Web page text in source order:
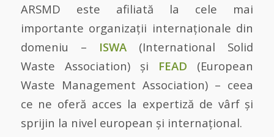
ARSMD este afiliată la cele mai
importante organizații internaționale din
domeniu – ISWA (International Solid
Waste Association) și FEAD (European
Waste Management Association) – ceea
ce ne oferă acces la expertiză de vârf și
sprijin la nivel european și internațional.